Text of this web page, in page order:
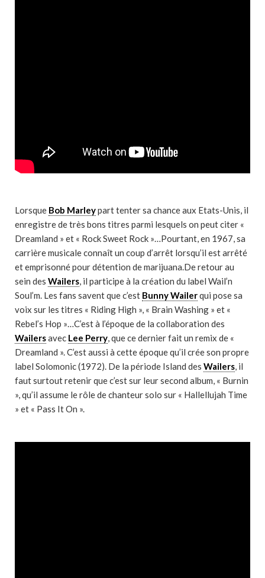
Lorsque Bob Marleypart tenter sa chance aux Etats-Unis, il
enregistre de très bons titres parmi lesquels on peut citer «
Dreamland » et « Rock Sweet Rock »…Pourtant, en 1967, sa
carrière musicale connaît un coup d’arrêt lorsqu’il est arrêté
et emprisonné pour détention de marijuana.De retour au
sein des Wailers, il participe à la création du label Wail’n
Soul’m. Les fans savent que c’est Bunny Wailerqui pose sa
voix sur les titres « Riding High », « Brain Washing » et «
Rebel’s Hop »…C’est à l’époque de la collaboration des
Wailersavec Lee Perry, que ce dernier fait un remix de «
Dreamland ». C’est aussi à cette époque qu’il crée son propre
label Solomonic (1972). De la période Island des Wailers, il
faut surtout retenir que c’est sur leur second album, « Burnin
», qu’il assume le rôle de chanteur solo sur « Hallellujah Time
» et « Pass It On ».